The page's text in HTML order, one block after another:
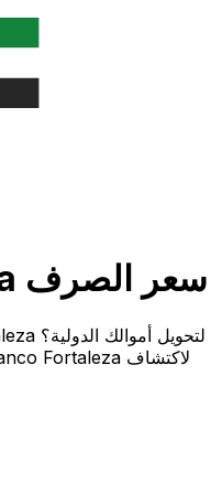
Banco Fortaleza سعر الصرف